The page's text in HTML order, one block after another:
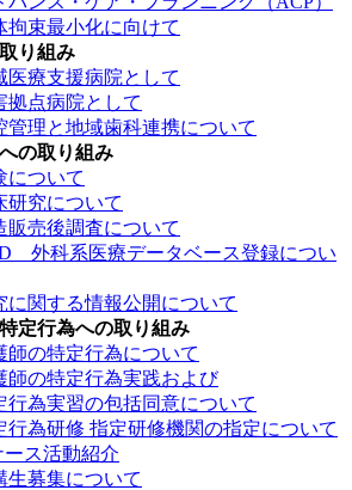
拘束最小化に向けて
り組み
医療支援病院として
拠点病院として
管理と地域歯科連携について
の取り組み
について
研究について
販売後調査について
外科系医療データベース登録につい
に関する情報公開について
定行為への取り組み
師の特定行為について
師の特定行為実践および
行為実習の包括同意について
行為研修 指定研修機関の指定について
ース活動紹介
生募集について